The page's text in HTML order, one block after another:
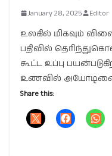
January 28, 2025 Editor
உலகில் மிகவும்
பதிவில்
கூட்ட உப்பு
உணவில் அயோடினை
Share this: